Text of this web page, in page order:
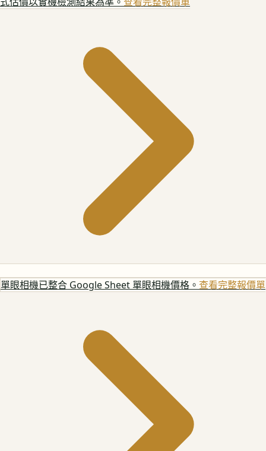
單眼相機已整合 Google Sheet 單眼相機價格。 查看完整報價單